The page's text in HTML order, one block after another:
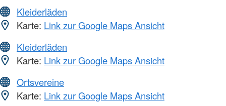
Kleiderläden
Karte: Link zur Google Maps Ansicht
Kleiderläden
Karte: Link zur Google Maps Ansicht
Ortsvereine
Karte: Link zur Google Maps Ansicht